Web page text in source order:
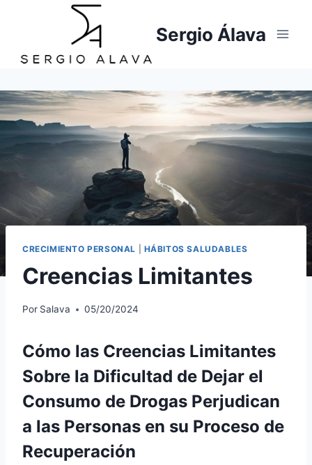
Sergio Álava
CRECIMIENTO PERSONAL HÁBITOS SALUDABLES
Creencias Limitantes
Por Salava 05/20/2024
Cómo las Creencias Limitantes
Sobre la Dificultad de Dejar el
Consumo de Drogas Perjudican
a las Personas en su Proceso de
Recuperación